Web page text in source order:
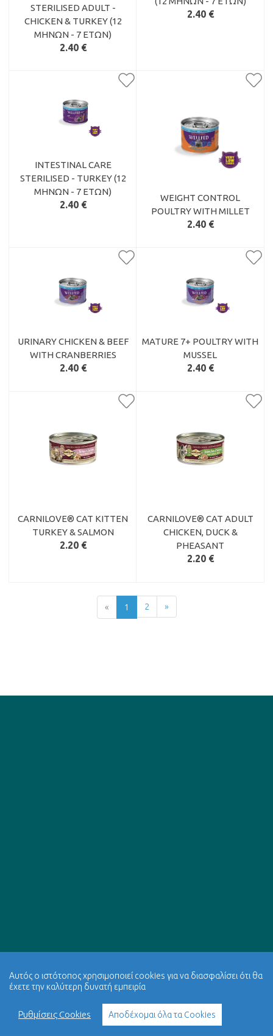
STERILISED ADULT -
CHICKEN & TURKEY (12
ΜΗΝΏΝ - 7 ΕΤΏΝ)
2.40 €
2.40 €
INTESTINAL CARE
STERILISED - TURKEY (12
ΜΗΝΏΝ - 7 ΕΤΏΝ)
2.40 €
WEIGHT CONTROL
POULTRY WITH MILLET
2.40 €
URINARY CHICKEN & BEEF
WITH CRANBERRIES
2.40 €
MATURE 7+ POULTRY WITH
MUSSEL
2.40 €
CARNILOVE® CAT KITTEN
TURKEY & SALMON
2.20 €
CARNILOVE® CAT ADULT
CHICKEN, DUCK &
PHEASANT
2.20 €
« 1 2 »
Αυτός ο ιστότοπος χρησιμοποιεί cookies για να διασφαλίσει ότι θα
έχετε την καλύτερη δυνατή εμπειρία
Ρυθμίσεις Cookies Αποδέχομαι όλα τα Cookies